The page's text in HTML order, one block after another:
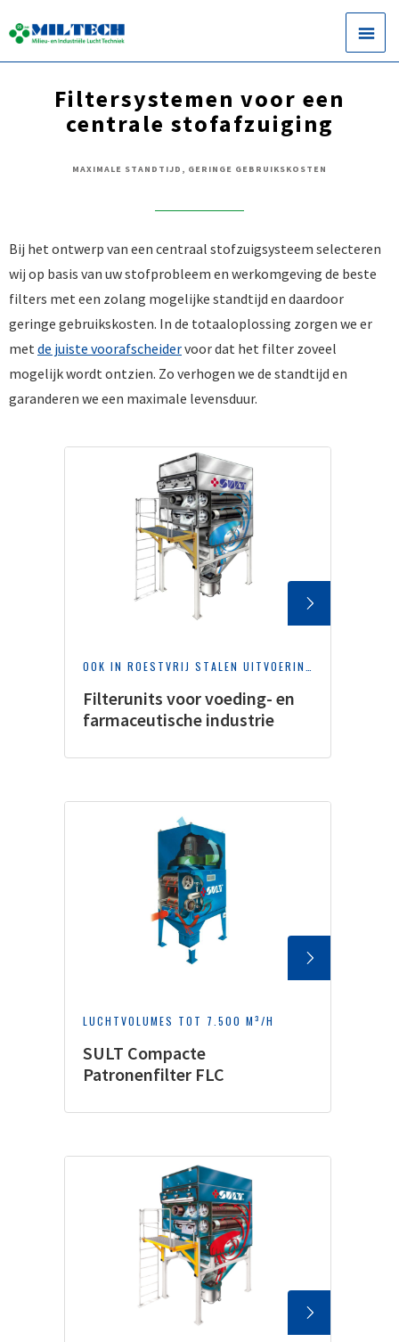
Filtersystemen voor een
centrale stofafzuiging
MAXIMALE STANDTIJD, GERINGE GEBRUIKSKOSTEN
Bij het ontwerp van een centraal stofzuigsysteem selecteren
wij op basis van uw stofprobleem en werkomgeving de beste
filters met een zolang mogelijke standtijd en daardoor
geringe gebruikskosten. In de totaaloplossing zorgen we er
metde juiste voorafscheidervoor dat het filter zoveel
mogelijk wordt ontzien. Zo verhogen we de standtijd en
garanderen we een maximale levensduur.
Filterunits voor voeding- en
farmaceutische industrie
LUCHTVOLUMES TOT 7.500 M³/H
SULT Compacte
Patronenfilter FLC